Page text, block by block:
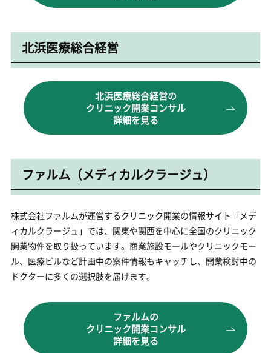
北浜医療総合経営
北浜医療総合経営の
クリニック開業コンサル
詳細を見る
ファルム（メディカルクラージュ）
株式会社ファルムが運営するクリニック開業の情報サイト「メデ
ィカルクラージュ」では、関東や関西を中心に全国のクリニック
開業物件を取り扱っています。商業施設モールやクリニックモー
ル、医療ビルなど計画中の案件情報もキャッチし、開業検討中の
ドクターに多くの選択肢を届けます。
ファルムの
クリニック開業コンサル
詳細を見る